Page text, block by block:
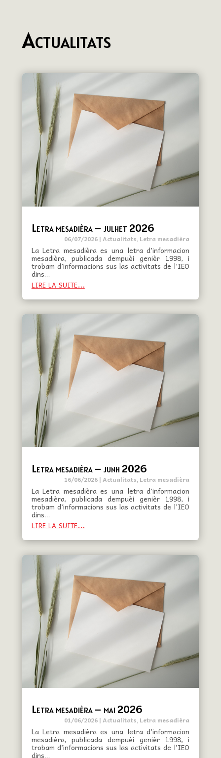
Actualitats
Letra mesadièra – julhet 2026
06/07/2026 |Actualitats, Letra mesadièra
La Letra mesadièra es una letra d’informacion
mesadièra, publicada dempuèi genièr 1998, i
trobam d’informacions sus las activitats de l’IEO
dins…
lire la suite…
Letra mesadièra – junh 2026
16/06/2026 |Actualitats, Letra mesadièra
La Letra mesadièra es una letra d’informacion
mesadièra, publicada dempuèi genièr 1998, i
trobam d’informacions sus las activitats de l’IEO
dins…
lire la suite…
Letra mesadièra – mai 2026
01/06/2026 |Actualitats, Letra mesadièra
La Letra mesadièra es una letra d’informacion
mesadièra, publicada dempuèi genièr 1998, i
trobam d’informacions sus las activitats de l’IEO
dins…